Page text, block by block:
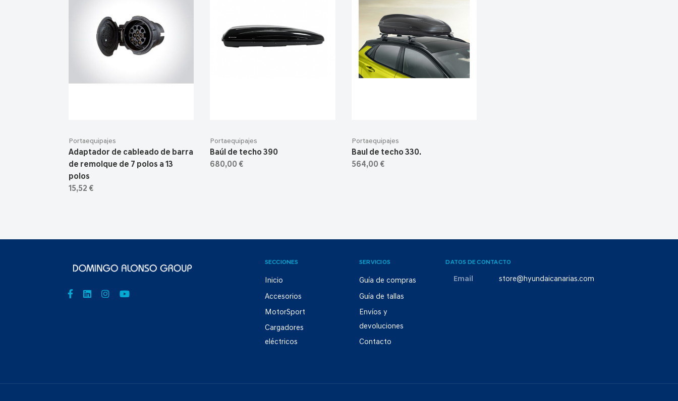
Portaequipajes
Adaptador de cableado de barra
de remolque de 7 polos a 13
polos
15,52 €
Portaequipajes
Baúl de techo 390
680,00 €
Portaequipajes
Baul de techo 330.
564,00 €
SECCIONES
Inicio
Accesorios
MotorSport
Cargadores
eléctricos
SERVICIOS
Guía de compras
Guía de tallas
Envíos y
devoluciones
Contacto
DATOS DE CONTACTO
Email store@hyundaicanarias.com